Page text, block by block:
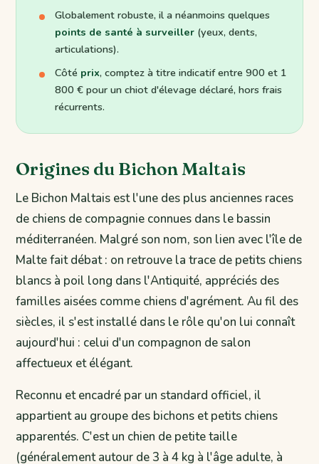
Globalement robuste, il a néanmoins quelques
points de santé à surveiller (yeux, dents,
articulations).
Côté prix, comptez à titre indicatif entre 900 et 1
800 € pour un chiot d'élevage déclaré, hors frais
récurrents.
Origines du Bichon Maltais
Le Bichon Maltais est l'une des plus anciennes races
de chiens de compagnie connues dans le bassin
méditerranéen. Malgré son nom, son lien avec l'île de
Malte fait débat : on retrouve la trace de petits chiens
blancs à poil long dans l'Antiquité, appréciés des
familles aisées comme chiens d'agrément. Au fil des
siècles, il s'est installé dans le rôle qu'on lui connaît
aujourd'hui : celui d'un compagnon de salon
affectueux et élégant.
Reconnu et encadré par un standard officiel, il
appartient au groupe des bichons et petits chiens
apparentés. C'est un chien de petite taille
(généralement autour de 3 à 4 kg à l'âge adulte, à